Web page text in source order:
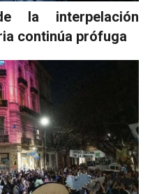
la interpelación
continúa prófuga